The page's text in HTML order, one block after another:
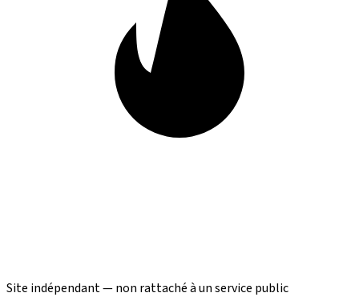
Site indépendant — non rattaché à un service public